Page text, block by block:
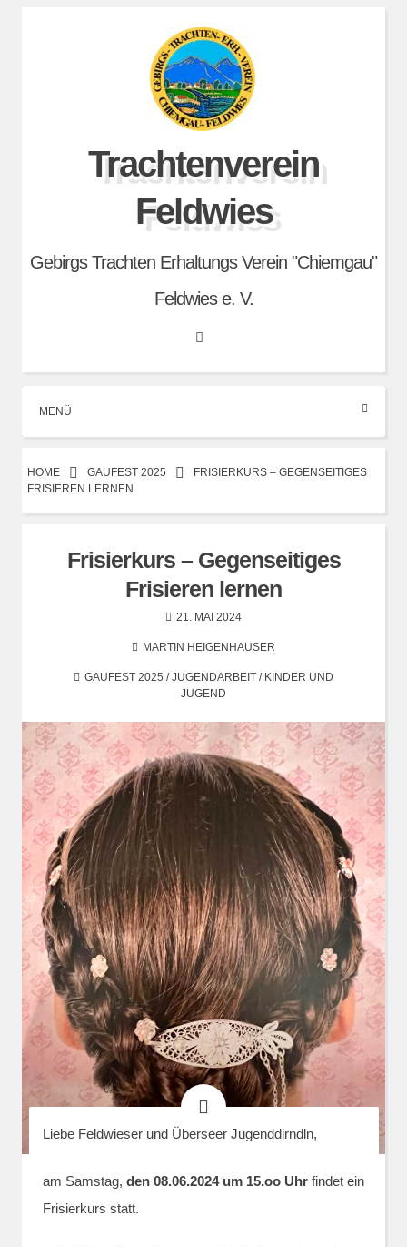
Trachtenverein
Feldwies
Gebirgs Trachten Erhaltungs Verein "Chiemgau"
Feldwies e. V.
Search
MENÜ
HOME GAUFEST 2025
FRISIERKURS – GEGENSEITIGES
FRISIEREN LERNEN
Frisierkurs – Gegenseitiges
Frisieren lernen
21. MAI 2024
MARTIN HEIGENHAUSER
GAUFEST 2025 /JUGENDARBEIT / KINDER UND
JUGEND
Liebe Feldwieser und Überseer Jugenddirndln,
am Samstag, den 08.06.2024 um 15.oo Uhrfindet ein
Frisierkurs statt.